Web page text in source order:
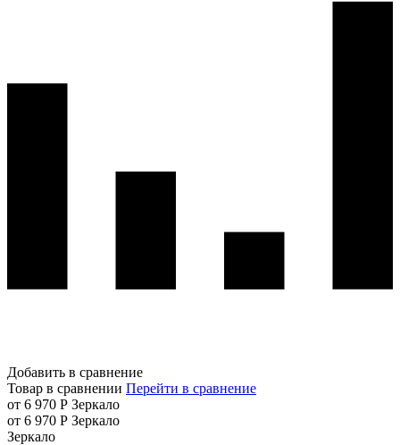
Добавить в сравнение
Товар в сравнении Перейти в сравнение
от 6 970 Р Зеркало
от 6 970 Р Зеркало
Зеркало